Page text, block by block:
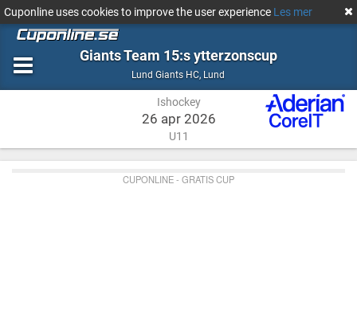
Cuponline uses cookies to improve the user experience Les mer
Giants Team 15:s ytterzonscup
Lund Giants HC, Ishockey
Lund
Ishockey
26 apr 2026
U11
CUPONLINE - GRATIS CUP